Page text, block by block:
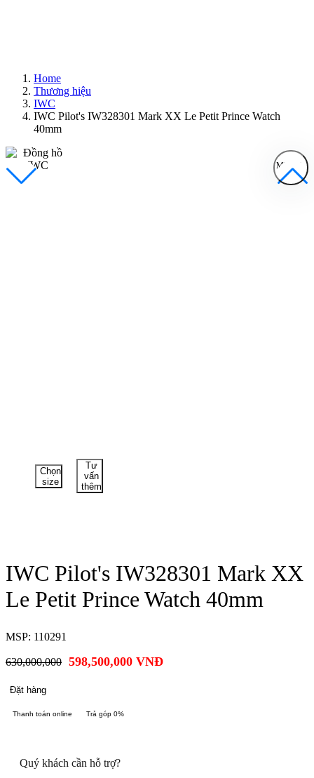
Home
Thương hiệu
IWC
IWC Pilot's IW328301 Mark XX Le Petit Prince Watch
40mm
MENU
Đồng Hồ Nam
Chọn
size
Tư
vấn
thêm
IWC Pilot's IW328301 Mark XX
Le Petit Prince Watch 40mm
MSP: 110291
630,000,000 598,500,000 VNĐ
Đặt hàng
Thanh toán online Trả góp 0%
Quý khách cần hỗ trợ?